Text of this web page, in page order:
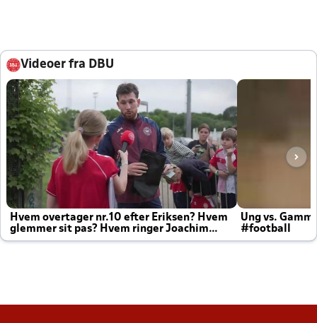
Videoer fra DBU
Hvem overtager nr.10 efter Eriksen? Hvem
glemmer sit pas? Hvem ringer Joachim
altid til efter kampe?
Ung vs.
#football